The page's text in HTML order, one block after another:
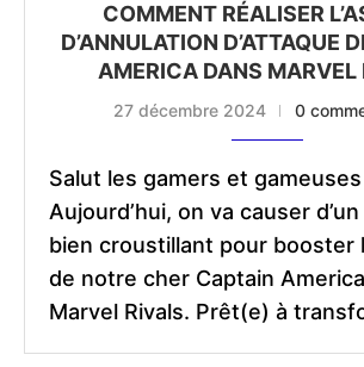
COMMENT RÉALISER
D’ANNULATION D’ATTAQUE
AMERICA DANS MARVEL
27 décembre 2024 0
Salut les gamers et gameuses
Aujourd’hui, on va causer
bien croustillant pour booster
de notre cher Captain
Marvel Rivals. Prêt(e) à